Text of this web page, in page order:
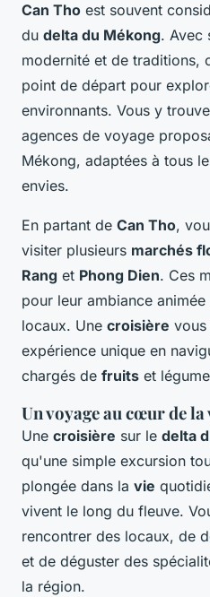
Can Tho est souvent
du delta du Mékong. Avec
modernité et de traditions,
point de départ pour
environnants. Vous y
agences de voyage
Mékong, adaptées à tous
envies.
En partant de Can Tho,
visiter plusieurs marchés
Rang et Phong Dien. Ces
pour leur ambiance
locaux. Une croisière
expérience unique en
chargés de fruits et
Un voyage au cœur de la
Une croisière sur le delta
qu'une simple excursion
plongée dans la vie
vivent le long du fleuve.
rencontrer des locaux, de
et de déguster des
la région.